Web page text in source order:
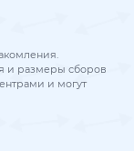
и размеры сборов
и могут